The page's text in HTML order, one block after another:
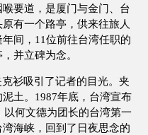
要道，是厦门与金门、台
有一个路亭，供来往旅人
间，11位前往台湾任职的
并立碑为念。
衫吸引了记者的目光。夹
土。1987年底，台湾宣布
何文德为团长的台湾第一
海峡，回到了日夜思念的